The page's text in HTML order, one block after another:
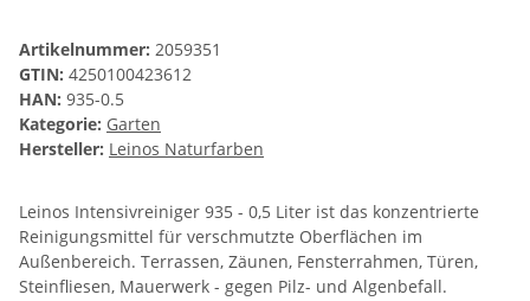
Artikelnummer: 2059351
GTIN: 4250100423612
HAN: 935-0.5
Kategorie: Garten
Hersteller: Leinos Naturfarben
Leinos Intensivreiniger 935 - 0,5 Liter ist das konzentrierte
Reinigungsmittel für verschmutzte Oberflächen im
Außenbereich. Terrassen, Zäunen, Fensterrahmen, Türen,
Steinfliesen, Mauerwerk - gegen Pilz- und Algenbefall.